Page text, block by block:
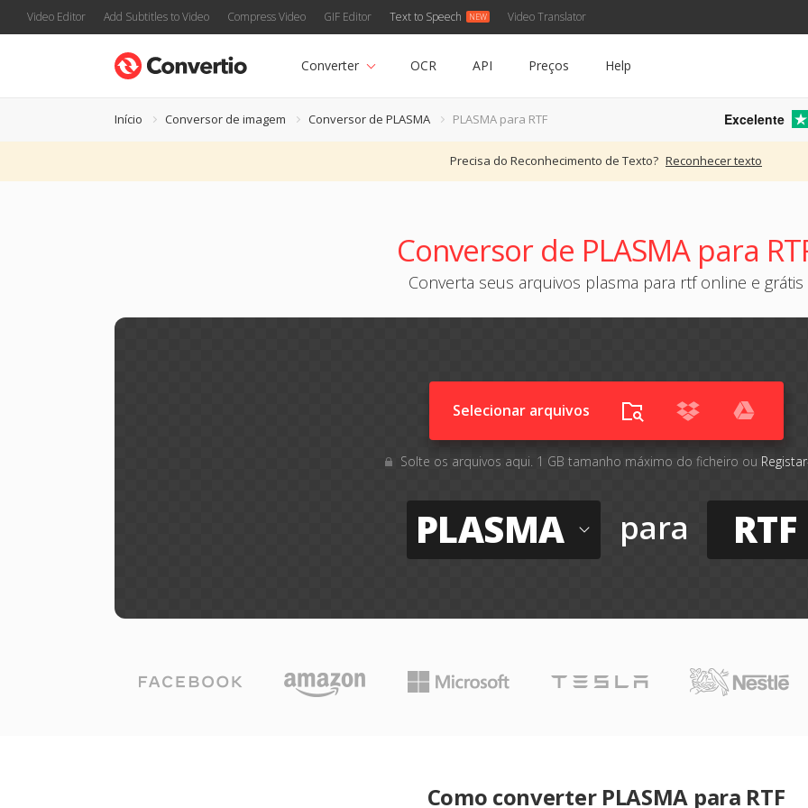
Video Editor Add Subtitles to Video Compress Video GIF Editor Text to Speech Video Translator
Converter OCR API Preços Help
Início Conversor de imagem Conversor de PLASMA PLASMA para RTF Excelente
Precisa do Reconhecimento de Texto? Reconhecer texto
Conversor de PLASMA para
Converta seus arquivos plasma para rtf online e grátis
Selecionar arquivos
Solte os arquivos aqui. 1 GB tamanho máximo do ficheiro ou
PLASMA para RTF
Como converter PLASMA para RTF